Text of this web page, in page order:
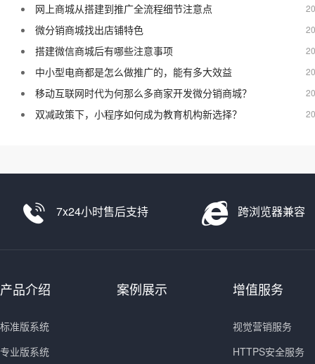
网上商城从搭建到推广全流程细节注意点
微分销商城找出店铺特色
搭建微信商城后有哪些注意事项
中小型电商都是怎么做推广的，能有多大效益
移动互联网时代为何那么多商家开发微分销商城？
双减政策下，小程序如何成为教育机构新选择？
7x24小时售后支持 跨浏览器兼容
产品介绍
标准版系统
专业版系统
案例展示 增值服务
视觉营销服务
HTTPS安全服务